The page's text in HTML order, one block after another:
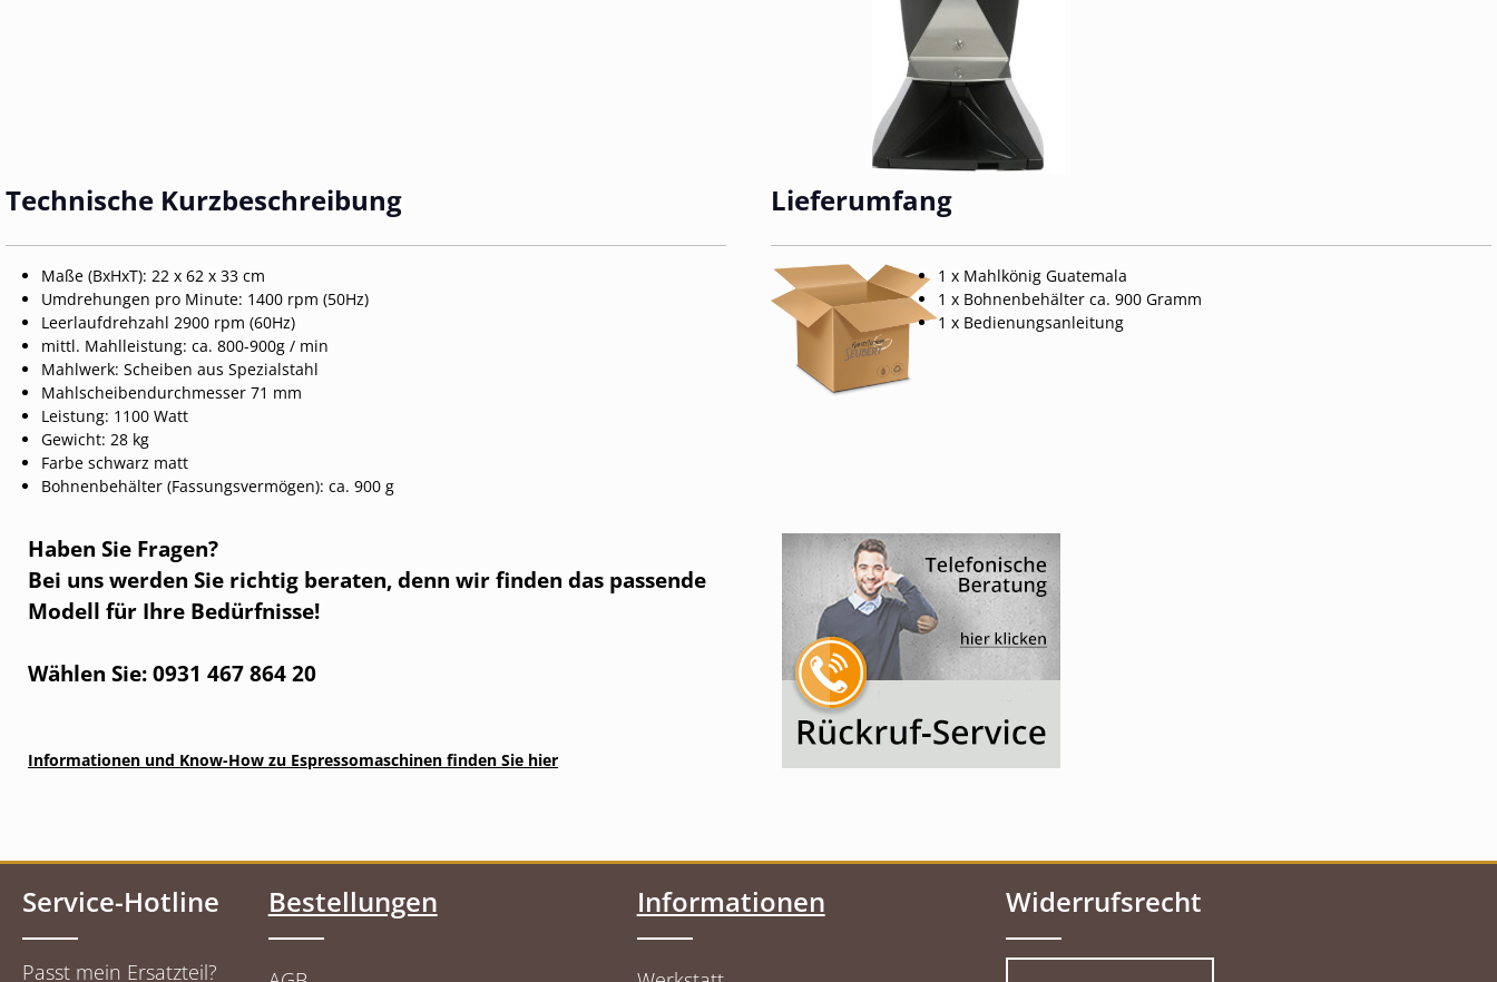
Technische Kurzbeschreibung
Maße (BxHxT): 22 x 62 x 33 cm
Umdrehungen pro Minute: 1400 rpm (50Hz)
Leerlaufdrehzahl 2900 rpm (60Hz)
mittl. Mahlleistung: ca. 800-900g / min
Mahlwerk: Scheiben aus Spezialstahl
Mahlscheibendurchmesser 71 mm
Leistung: 1100 Watt
Gewicht: 28 kg
Farbe schwarz matt
Bohnenbehälter (Fassungsvermögen): ca. 900 g
Lieferumfang
1 x Mahlkönig Guatemala
1 x Bohnenbehälter ca. 900 Gramm
1 x Bedienungsanleitung
Haben Sie Fragen?
Bei uns werden Sie richtig beraten, denn wir finden das passende
Modell für Ihre Bedürfnisse!
Wählen Sie: 0931 467 864 20
Informationen und Know-How zu Espressomaschinen finden Sie hier
Service-Hotline
Passt mein Ersatzteil?
Bestellungen Informationen Widerrufsrecht